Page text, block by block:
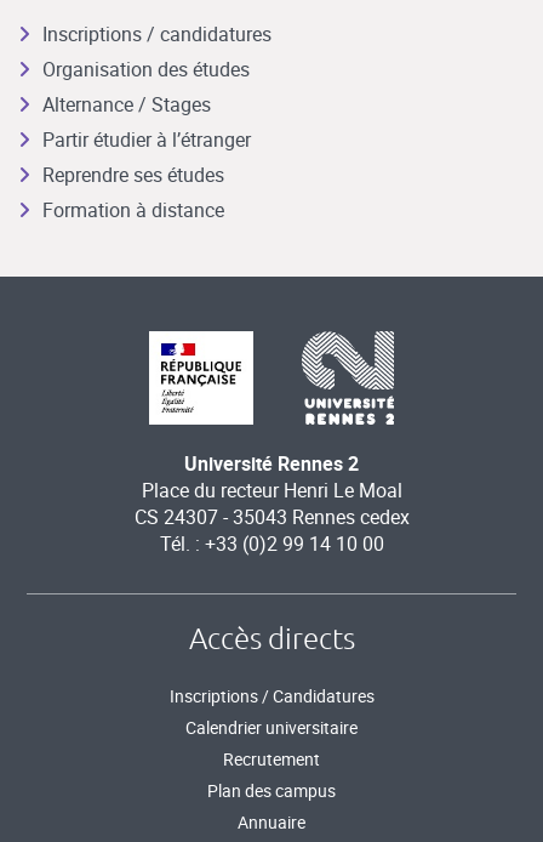
Inscriptions / candidatures
Organisation des études
Alternance / Stages
Partir étudier à l’étranger
Reprendre ses études
Formation à distance
Université Rennes 2
Place du recteur Henri Le Moal
CS 24307 - 35043 Rennes cedex
Tél. : +33 (0)2 99 14 10 00
Accès directs
Inscriptions / Candidatures
Calendrier universitaire
Recrutement
Plan des campus
Annuaire